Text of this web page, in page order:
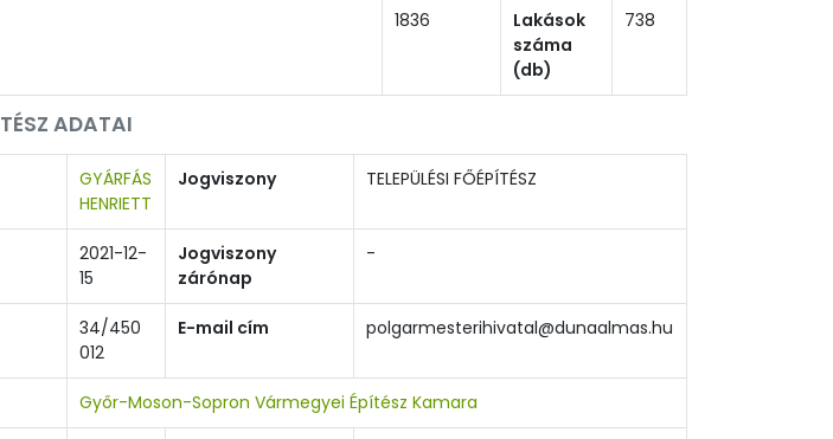
1836
Lakások
száma
(db)
738
ADATAI
GYÁRFÁS
HENRIETT
Jogviszony TELEPÜLÉSI FŐÉPÍTÉSZ
2021-12-
15
Jogviszony
zárónap
-
34/450
012
E-mail cím polgarmesterihivatal@dunaalmas.hu
Győr-Moson-Sopron Vármegyei Építész Kamara